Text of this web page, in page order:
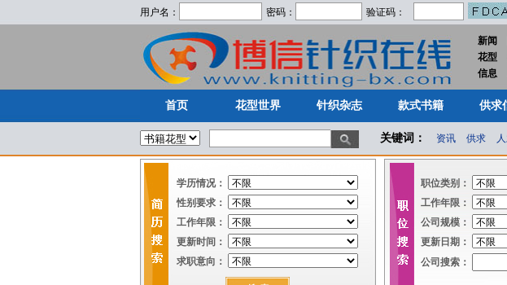
用户名： 密码： 验证码：
新闻
花型
信息
首页
首页
花型世界
花型世界
针织杂志
针织杂志
款式书籍
款式书籍
供求
供求
关键词： 资讯 供求
学历情况：
性别要求：
工作年限：
更新时间：
求职意向：
职位类别：
工作年限：
公司规模：
更新日期：
公司搜索：